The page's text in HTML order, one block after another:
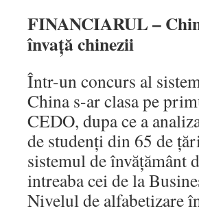
FINANCIARUL –
învaţă chinezii
Într-un concurs al
China s-ar clasa pe
CEDO, dupa ce a
de studenţi din 65 de
sistemul de învăţământ
intreaba cei de la
Nivelul de alfabetizare